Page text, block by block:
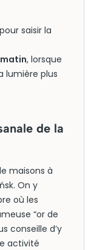
saisir la
, lorsque
lumière plus
de la
maisons à
On y
où les
“or de
conseille d’y
activité